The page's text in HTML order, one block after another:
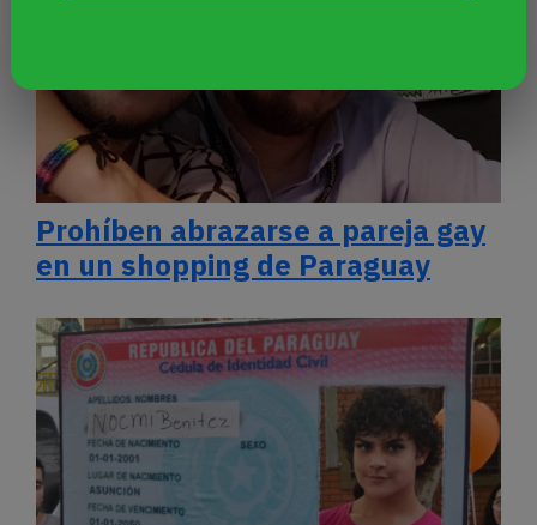
Prohíben abrazarse a pareja gay
en un shopping de Paraguay